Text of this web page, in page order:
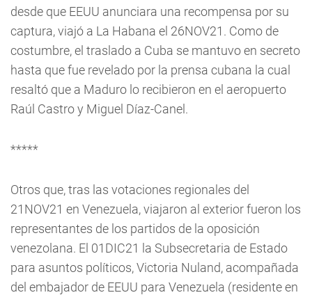
desde que EEUU anunciara una recompensa por su
captura, viajó a La Habana el 26NOV21. Como de
costumbre, el traslado a Cuba se mantuvo en secreto
hasta que fue revelado por la prensa cubana la cual
resaltó que a Maduro lo recibieron en el aeropuerto
Raúl Castro y Miguel Díaz-Canel.
*****
Otros que, tras las votaciones regionales del
21NOV21 en Venezuela, viajaron al exterior fueron los
representantes de los partidos de la oposición
venezolana. El 01DIC21 la Subsecretaria de Estado
para asuntos políticos, Victoria Nuland, acompañada
del embajador de EEUU para Venezuela (residente en